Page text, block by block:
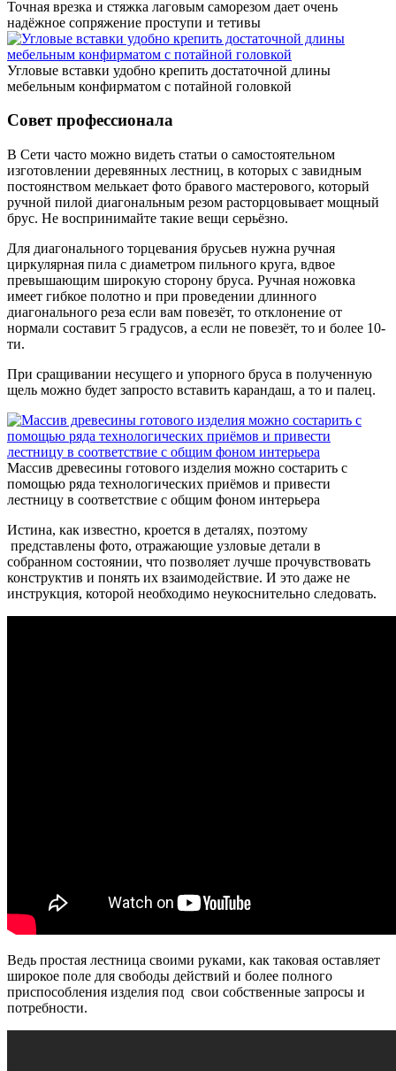
Точная врезка и стяжка лаговым саморезом дает очень
надёжное сопряжение проступи и тетивы
Угловые вставки удобно крепить достаточной длины
мебельным конфирматом с потайной головкой
Совет профессионала
В Сети часто можно видеть статьи о самостоятельном
изготовлении деревянных лестниц, в которых с завидным
постоянством мелькает фото бравого мастерового, который
ручной пилой диагональным резом расторцовывает мощный
брус. Не воспринимайте такие вещи серьёзно.
Для диагонального торцевания брусьев нужна ручная
циркулярная пила с диаметром пильного круга, вдвое
превышающим широкую сторону бруса. Ручная ножовка
имеет гибкое полотно и при проведении длинного
диагонального реза если вам повезёт, то отклонение от
нормали составит 5 градусов, а если не повезёт, то и более 10-
ти.
При сращивании несущего и упорного бруса в полученную
щель можно будет запросто вставить карандаш, а то и палец.
Массив древесины готового изделия можно состарить с
помощью ряда технологических приёмов и привести
лестницу в соответствие с общим фоном интерьера
Истина, как известно, кроется в деталях, поэтому
представлены фото, отражающие узловые детали в
собранном состоянии, что позволяет лучше прочувствовать
конструктив и понять их взаимодействие. И это даже не
инструкция, которой необходимо неукоснительно следовать.
Ведь простая лестница своими руками, как таковая оставляет
широкое поле для свободы действий и более полного
приспособления изделия под свои собственные запросы и
потребности.